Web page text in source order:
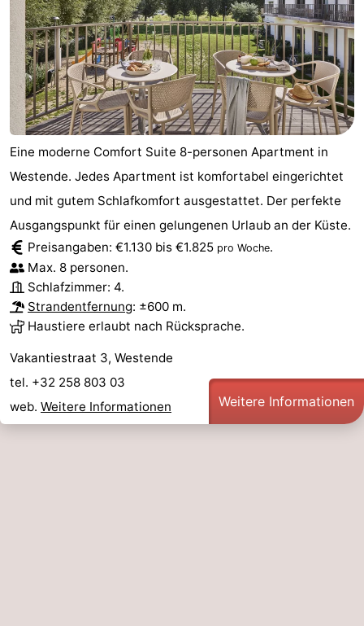
Eine moderne Comfort Suite 8-personen Apartment in
Westende. Jedes Apartment ist komfortabel eingerichtet
und mit gutem Schlafkomfort ausgestattet. Der perfekte
Ausgangspunkt für einen gelungenen Urlaub an der Küste.
Preisangaben: €1.130 bis €1.825 pro Woche.
Max. 8 personen.
Schlafzimmer: 4.
Strandentfernung: ±600 m.
Haustiere erlaubt nach Rücksprache.
Vakantiestraat 3, Westende
tel. +32 258 803 03
web. Weitere Informationen Weitere Informationen